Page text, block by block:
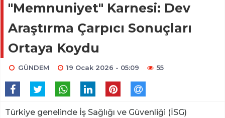
"Memnuniyet" Karnesi: Dev
Araştırma Çarpıcı Sonuçları
Ortaya Koydu
GÜNDEM 19 Ocak 2026 - 05:09 55
Türkiye genelinde İş Sağlığı ve Güvenliği (İSG)